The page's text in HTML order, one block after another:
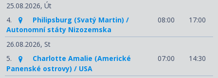
25.08.2026, Út
4.
Philipsburg (Svatý Martin) /
Autonomní státy Nizozemska
08:00 17:00
26.08.2026, St
5.
Charlotte Amalie (Americké
Panenské ostrovy) / USA
07:00 14:30